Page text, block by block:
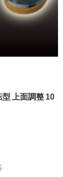
型 上面調整 10